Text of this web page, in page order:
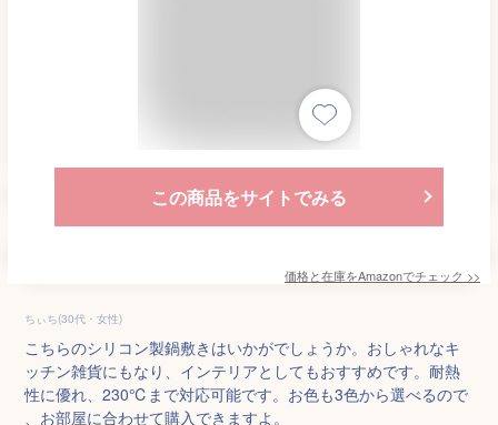
この商品をサイトでみる
価格と在庫をAmazonでチェック >>
ちぃち(30代・女性)
こちらのシリコン製鍋敷きはいかがでしょうか。おしゃれなキ
ッチン雑貨にもなり、インテリアとしてもおすすめです。耐熱
性に優れ、230℃まで対応可能です。お色も3色から選べるので
、お部屋に合わせて購入できますよ。